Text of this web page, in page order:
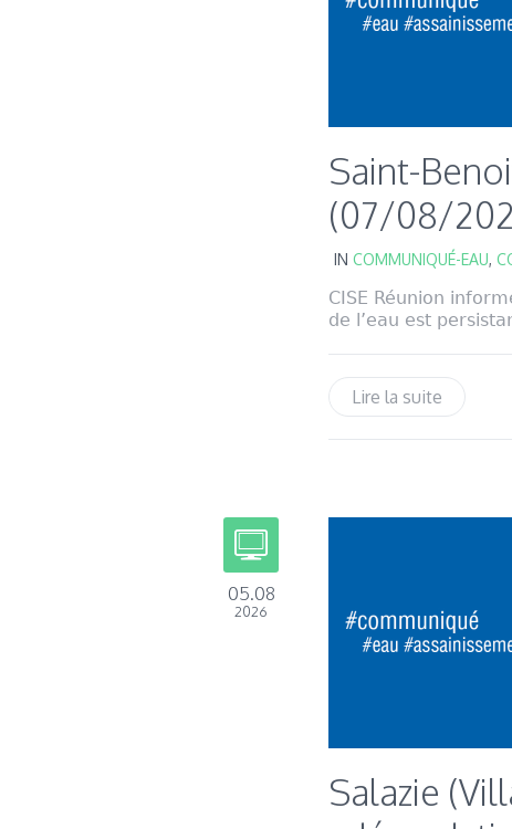
Saint-
(07/08/
IN COMMUNIQUÉ-EAU,
CISE Réunion
de l’eau est
Lire la suite
05.08
2026
Salazie